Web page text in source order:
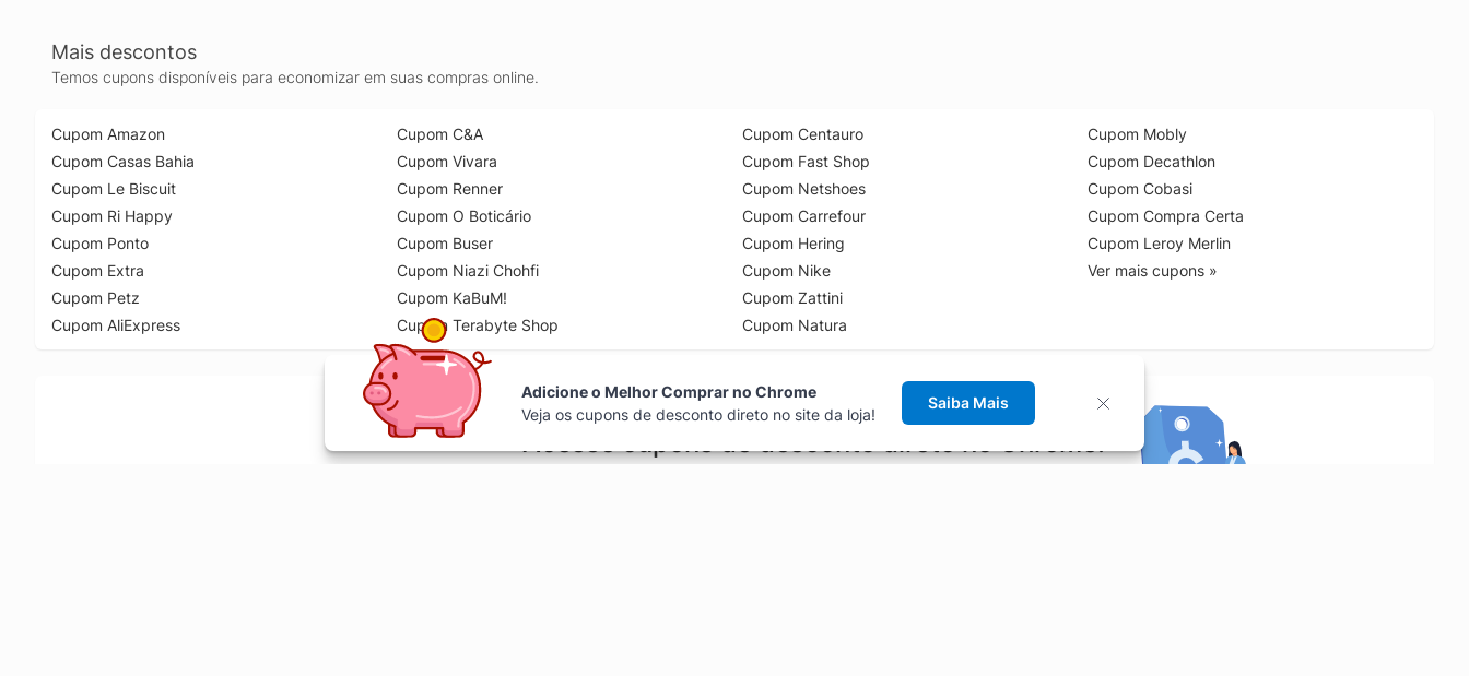
Mais descontos
Temos cupons disponíveis para economizar em suas compras online.
Cupom Amazon
Cupom Casas Bahia
Cupom Le Biscuit
Cupom Ri Happy
Cupom Ponto
Cupom Extra
Cupom Petz
Cupom AliExpress
Cupom C&A
Cupom Vivara
Cupom Renner
Cupom O Boticário
Cupom Buser
Cupom Niazi Chohfi
Cupom KaBuM!
Cupom Terabyte Shop
Cupom Centauro
Cupom Fast Shop
Cupom Netshoes
Cupom Carrefour
Cupom Hering
Cupom Nike
Cupom Zattini
Cupom Natura
Cupom Mobly
Cupom Decathlon
Cupom Cobasi
Cupom Compra Certa
Cupom Leroy Merlin
Ver mais cupons »
Acesse cupons de desconto direto no Chrome!
Adicione o Melhor Comprar no Chrome
Veja os cupons de desconto direto no site da loja!
Saiba Mais